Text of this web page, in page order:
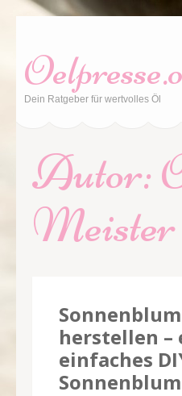
springen
(Enter
Dein Ratgeber für wertvolles Öl
Autor:
Meister
herstellen –
einfaches